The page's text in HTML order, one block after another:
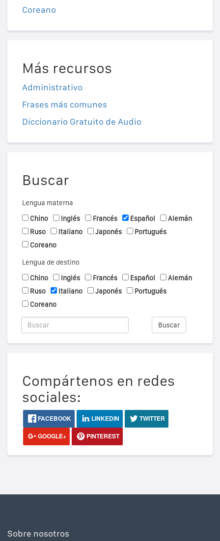
Coreano
Más recursos
Administrativo
Frases más comunes
Diccionario Gratuito de Audio
Buscar
Lengua materna
Chino
Inglés Francés Español
Alemán
Ruso
Italiano Japonés
Portugués
Coreano
Lengua de destino
Chino
Inglés Francés Español
Alemán
Ruso
Italiano Japonés
Portugués
Coreano
Buscar
Compártenos en redes
sociales:
FACEBOOK LINKEDIN
TWITTER
GOOGLE+
PINTEREST
Sobre nosotros